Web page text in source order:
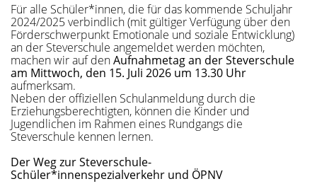
Für alle Schüler*innen, die für das kommende Schuljahr
2024/2025 verbindlich (mit gültiger Verfügung über den
Förderschwerpunkt Emotionale und soziale Entwicklung)
an der Steverschule angemeldet werden möchten,
machen wir auf denAufnahmetag an der Steverschule
am Mittwoch, den 15. Juli 2026 um 13.30 Uhr
aufmerksam.
Neben der offiziellen Schulanmeldung durch die
Erziehungsberechtigten, können die Kinder und
Jugendlichen im Rahmen eines Rundgangs die
Steverschule kennen lernen.
Der Weg zur Steverschule-
Schüler*innenspezialverkehr und ÖPNV